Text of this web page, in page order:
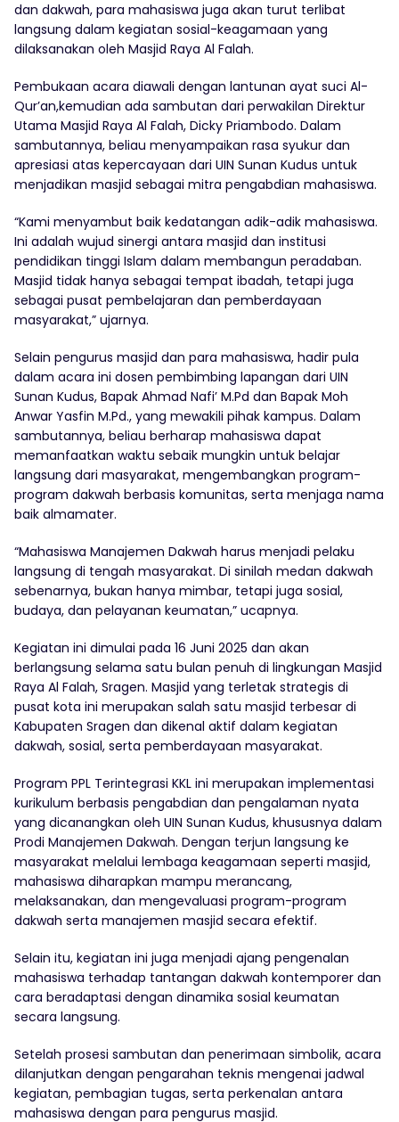
dan dakwah, para mahasiswa juga akan turut terlibat
langsung dalam kegiatan sosial-keagamaan yang
dilaksanakan oleh Masjid Raya Al Falah.
Pembukaan acara diawali dengan lantunan ayat suci Al-
Qur’an,kemudian ada sambutan dari perwakilan Direktur
Utama Masjid Raya Al Falah, Dicky Priambodo. Dalam
sambutannya, beliau menyampaikan rasa syukur dan
apresiasi atas kepercayaan dari UIN Sunan Kudus untuk
menjadikan masjid sebagai mitra pengabdian mahasiswa.
“Kami menyambut baik kedatangan adik-adik mahasiswa.
Ini adalah wujud sinergi antara masjid dan institusi
pendidikan tinggi Islam dalam membangun peradaban.
Masjid tidak hanya sebagai tempat ibadah, tetapi juga
sebagai pusat pembelajaran dan pemberdayaan
masyarakat,” ujarnya.
Selain pengurus masjid dan para mahasiswa, hadir pula
dalam acara ini dosen pembimbing lapangan dari UIN
Sunan Kudus, Bapak Ahmad Nafi’ M.Pd dan Bapak Moh
Anwar Yasfin M.Pd., yang mewakili pihak kampus. Dalam
sambutannya, beliau berharap mahasiswa dapat
memanfaatkan waktu sebaik mungkin untuk belajar
langsung dari masyarakat, mengembangkan program-
program dakwah berbasis komunitas, serta menjaga nama
baik almamater.
“Mahasiswa Manajemen Dakwah harus menjadi pelaku
langsung di tengah masyarakat. Di sinilah medan dakwah
sebenarnya, bukan hanya mimbar, tetapi juga sosial,
budaya, dan pelayanan keumatan,” ucapnya.
Kegiatan ini dimulai pada 16 Juni 2025 dan akan
berlangsung selama satu bulan penuh di lingkungan Masjid
Raya Al Falah, Sragen. Masjid yang terletak strategis di
pusat kota ini merupakan salah satu masjid terbesar di
Kabupaten Sragen dan dikenal aktif dalam kegiatan
dakwah, sosial, serta pemberdayaan masyarakat.
Program PPL Terintegrasi KKL ini merupakan implementasi
kurikulum berbasis pengabdian dan pengalaman nyata
yang dicanangkan oleh UIN Sunan Kudus, khususnya dalam
Prodi Manajemen Dakwah. Dengan terjun langsung ke
masyarakat melalui lembaga keagamaan seperti masjid,
mahasiswa diharapkan mampu merancang,
melaksanakan, dan mengevaluasi program-program
dakwah serta manajemen masjid secara efektif.
Selain itu, kegiatan ini juga menjadi ajang pengenalan
mahasiswa terhadap tantangan dakwah kontemporer dan
cara beradaptasi dengan dinamika sosial keumatan
secara langsung.
Setelah prosesi sambutan dan penerimaan simbolik, acara
dilanjutkan dengan pengarahan teknis mengenai jadwal
kegiatan, pembagian tugas, serta perkenalan antara
mahasiswa dengan para pengurus masjid.